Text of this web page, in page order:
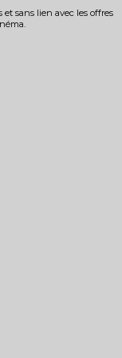
sans lien avec les offres